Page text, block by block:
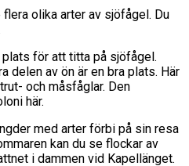
olika arter av sjöfågel. Du
för att titta på sjöfågel.
delen av ön är en bra plats. Här
och måsfåglar. Den
här.
med arter förbi på sin resa
kan du se flockar av
i dammen vid Kapellänget.